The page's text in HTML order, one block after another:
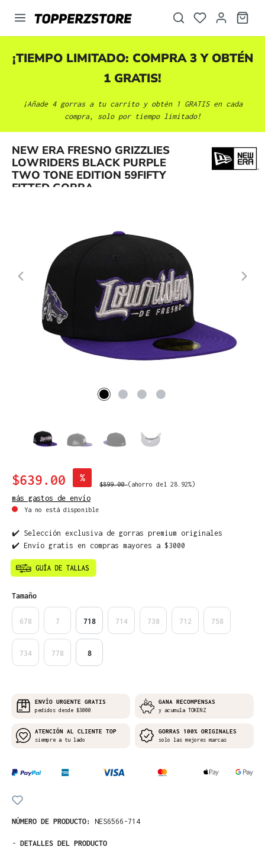
principal
¡TIEMPO LIMITADO: COMPRA 3 Y OBTÉN
1 GRATIS!
¡Añade 4 gorras a tu carrito y obtén 1 GRATIS en cada
compra, solo por tiempo limitado!
NEW ERA FRESNO GRIZZLIES
LOWRIDERS BLACK PURPLE
TWO TONE EDITION 59FIFTY
FITTED GORRA
Omitir galería de imágenes
$639.00 %
$899.00(ahorro del 28.92%)
más gastos de envío
Ya no está disponible
✔️ Selección exclusiva de gorras premium originales
✔️ Envío gratis en compras mayores a $3000
Seleccione
Tamaño
678 7 718 714 738 712 758
734 778 8
ENVÍO URGENTE GRATIS
pedidos desde $3000
GANA RECOMPENSAS
y acumula TOKENZ
ATENCIÓN AL CLIENTE TOP
siempre a tu lado
GORRAS 100% ORIGINALES
solo las mejores marcas
NÚMERO DE PRODUCTO: NES6566-714
- DETALLES DEL PRODUCTO